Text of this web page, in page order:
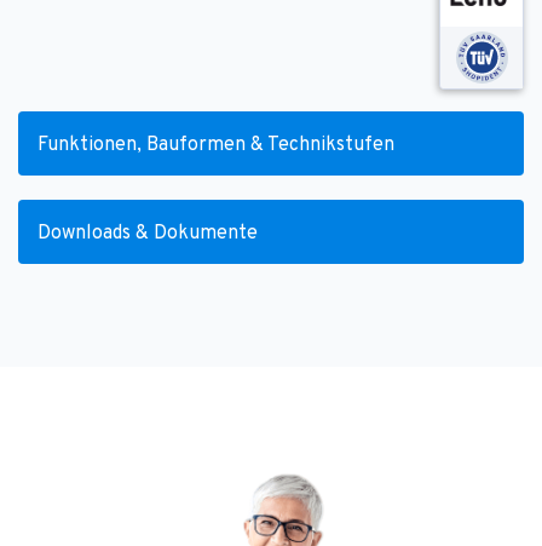
Funktionen, Bauformen & Technikstufen
Downloads & Dokumente